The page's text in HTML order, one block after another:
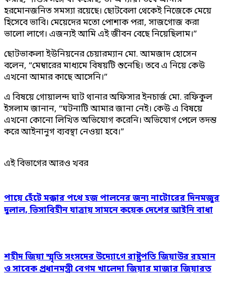
হরমোনজনিত সমস্যা রয়েছে। ছোটবেলা থেকেই নিজেকে মেয়ে
হিসেবে ভাবি। মেয়েদের মতো পোশাক পরা, সাজগোজ করা
ভালো লাগে। এজন্যই আমি এই জীবন বেছে নিয়েছিলাম।”
ছোটভাকলা ইউনিয়নের চেয়ারম্যান মো. আমজাদ হোসেন
বলেন, “মেম্বারের মাধ্যমে বিষয়টি শুনেছি। তবে এ নিয়ে কেউ
এখনো আমার কাছে আসেনি।”
এ বিষয়ে গোয়ালন্দ ঘাট থানার অফিসার ইনচার্জ মো. রফিকুল
ইসলাম জানান, “ঘটনাটি আমার জানা নেই। কেউ এ বিষয়ে
এখনো কোনো লিখিত অভিযোগ করেনি। অভিযোগ পেলে তদন্ত
করে আইনানুগ ব্যবস্থা নেওয়া হবে।”
এই বিভাগের আরও খবর
পায়ে হেঁটে মক্কার পথে হজ পালনের জন্য নাটোরের দিনমজুর
দুলাল, ভিসাবিহীন যাত্রায় সামনে কয়েক দেশের আইনি বাধা
শহীদ জিয়া স্মৃতি সংসদের উদ্যোগে রাষ্ট্রপতি জিয়াউর রহমান
ও সাবেক প্রধানমন্ত্রী বেগম খালেদা জিয়ার মাজার জিয়ারত